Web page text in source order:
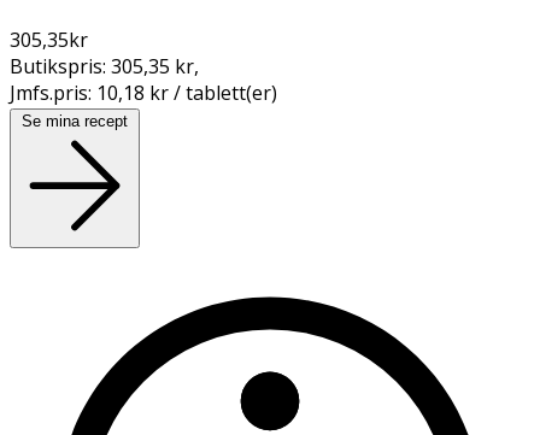
305,35kr
Butikspris: 305,35 kr,
Jmfs.pris: 10,18 kr / tablett(er)
Se mina recept